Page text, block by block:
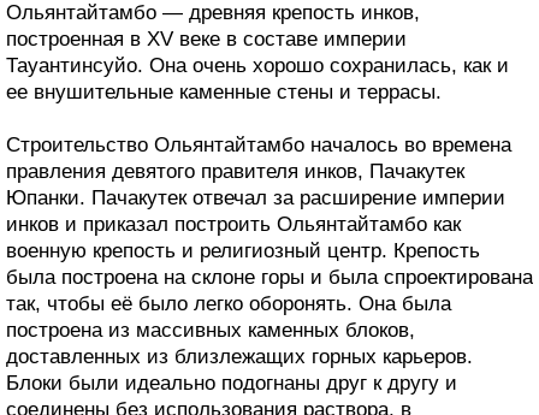
Ольянтайтамбо — древняя крепость инков,
построенная в XV веке в составе империи
Тауантинсуйо. Она очень хорошо сохранилась, как и
ее внушительные каменные стены и террасы.
Строительство Ольянтайтамбо началось во времена
правления девятого правителя инков, Пачакутек
Юпанки. Пачакутек отвечал за расширение империи
инков и приказал построить Ольянтайтамбо как
военную крепость и религиозный центр. Крепость
была построена на склоне горы и была спроектирована
так, чтобы её было легко оборонять. Она была
построена из массивных каменных блоков,
доставленных из близлежащих горных карьеров.
Блоки были идеально подогнаны друг к другу и
соединены без использования раствора, в